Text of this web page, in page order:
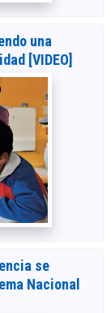
una
[VIDEO]
se
Nacional